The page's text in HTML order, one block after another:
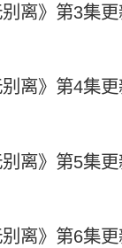
别离》第3集
别离》第4集
别离》第5集
别离》第6集